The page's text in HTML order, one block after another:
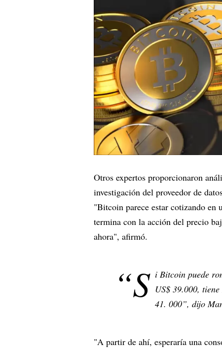
Otros expertos proporcionaron
investigación del proveedor de
"Bitcoin parece estar cotizando en
termina con la acción del precio
ahora", afirmó.
“S i Bitcoin puede
US$ 39.000,
41. 000”, dijo
"A partir de ahí, esperaría una